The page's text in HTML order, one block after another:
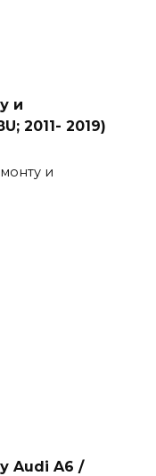
и
2011- 2019)
и
Audi A6 /